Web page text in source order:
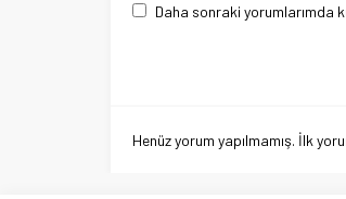
Daha sonraki yorumlarımda
Henüz yorum yapılmamış. İlk